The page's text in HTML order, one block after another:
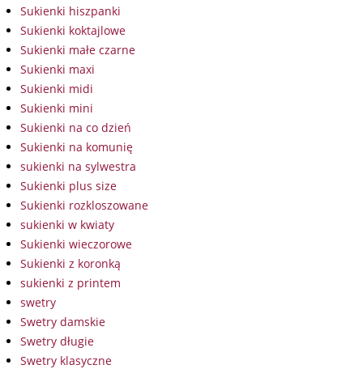
Sukienki hiszpanki
Sukienki koktajlowe
Sukienki małe czarne
Sukienki maxi
Sukienki midi
Sukienki mini
Sukienki na co dzień
Sukienki na komunię
sukienki na sylwestra
Sukienki plus size
Sukienki rozkloszowane
sukienki w kwiaty
Sukienki wieczorowe
Sukienki z koronką
sukienki z printem
swetry
Swetry damskie
Swetry długie
Swetry klasyczne